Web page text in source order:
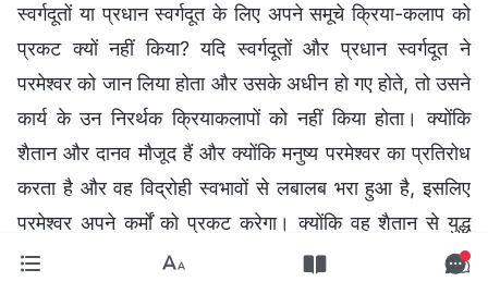
स्वर्गदूतों या प्रधान स्वर्गदूत के लिए अपने समूचे क्रिया-कलाप को
प्रकट क्यों नहीं किया? यदि स्वर्गदूतों और प्रधान स्वर्गदूत ने
परमेश्वर को जान लिया होता और उसके अधीन हो गए होते, तो उसने
कार्य के उन निरर्थक क्रियाकलापों को नहीं किया होता। क्योंकि
शैतान और दानव मौजूद हैं और क्योंकि मनुष्य परमेश्वर का प्रतिरोध
करता है और वह विद्रोही स्वभावों से लबालब भरा हुआ है, इसलिए
परमेश्वर अपने कर्मों को प्रकट करेगा। क्योंकि वह शैतान से युद्ध
करेगा, इसलिए शैतान को पराजित करने के लिए वह अवश्य अपने